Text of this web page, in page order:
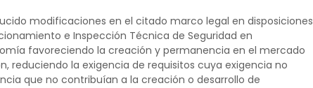
modificaciones en el citado marco legal en disposiciones
e Inspección Técnica de Seguridad en
favoreciendo la creación y permanencia en el mercado
reduciendo la exigencia de requisitos cuya exigencia no
que no contribuían a la creación o desarrollo de